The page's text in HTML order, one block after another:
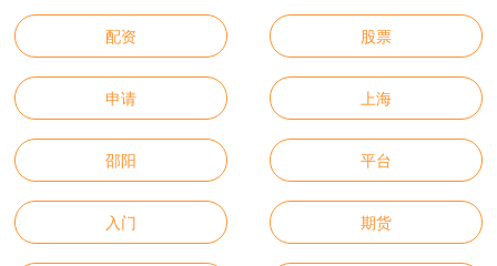
配资 股票
申请 上海
邵阳 平台
入门 期货